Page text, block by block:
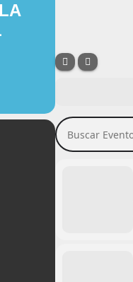
Buscar Eventos